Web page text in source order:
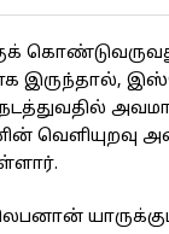
இருந்தால்,
வெளியுறவு